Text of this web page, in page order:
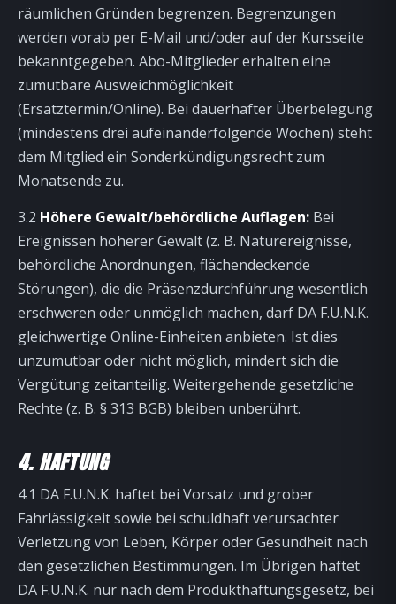
räumlichen Gründen begrenzen. Begrenzungen
werden vorab per E-Mail und/oder auf der Kursseite
bekanntgegeben. Abo-Mitglieder erhalten eine
zumutbare Ausweichmöglichkeit
(Ersatztermin/Online). Bei dauerhafter Überbelegung
(mindestens drei aufeinanderfolgende Wochen) steht
dem Mitglied ein Sonderkündigungsrecht zum
Monatsende zu.
3.2 Höhere Gewalt/behördliche Auflagen: Bei
Ereignissen höherer Gewalt (z. B. Naturereignisse,
behördliche Anordnungen, flächendeckende
Störungen), die die Präsenzdurchführung wesentlich
erschweren oder unmöglich machen, darf DA F.U.N.K.
gleichwertige Online-Einheiten anbieten. Ist dies
unzumutbar oder nicht möglich, mindert sich die
Vergütung zeitanteilig. Weitergehende gesetzliche
Rechte (z. B. § 313 BGB) bleiben unberührt.
4. HAFTUNG
4.1 DA F.U.N.K. haftet bei Vorsatz und grober
Fahrlässigkeit sowie bei schuldhaft verursachter
Verletzung von Leben, Körper oder Gesundheit nach
den gesetzlichen Bestimmungen. Im Übrigen haftet
DA F.U.N.K. nur nach dem Produkthaftungsgesetz, bei